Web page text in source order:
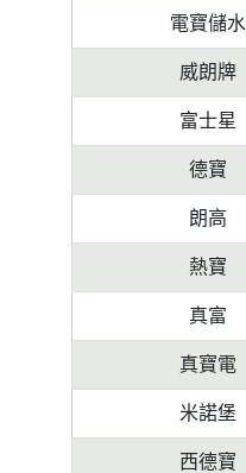
電寶儲水
威朗牌
富士星
德寶
朗高
熱寶
真富
真寶電
米諾堡
西德寶